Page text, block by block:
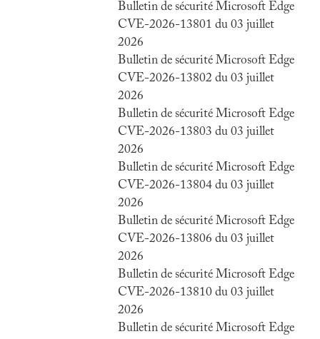
Bulletin de sécurité Microsoft Edge
CVE-2026-13801 du 03 juillet
2026
Bulletin de sécurité Microsoft Edge
CVE-2026-13802 du 03 juillet
2026
Bulletin de sécurité Microsoft Edge
CVE-2026-13803 du 03 juillet
2026
Bulletin de sécurité Microsoft Edge
CVE-2026-13804 du 03 juillet
2026
Bulletin de sécurité Microsoft Edge
CVE-2026-13806 du 03 juillet
2026
Bulletin de sécurité Microsoft Edge
CVE-2026-13810 du 03 juillet
2026
Bulletin de sécurité Microsoft Edge